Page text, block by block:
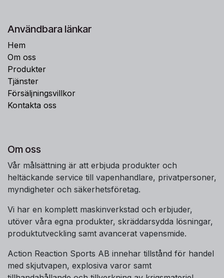
Användbara länkar
Hem
Om oss
Produkter
Tjänster
Försäljningsvillkor
Kontakta oss
Om oss
Vår målsättning är att erbjuda produkter och
heltäckande service till vapenhandlare, privatpersoner,
myndigheter och säkerhetsföretag.
Vi har en komplett maskinverkstad och erbjuder,
utöver våra egna produkter, skräddarsydda lösningar,
produktutveckling samt avancerat vapensmide.
Action Reaction Sports AB innehar tillstånd för handel
med skjutvapen, explosiva varor samt